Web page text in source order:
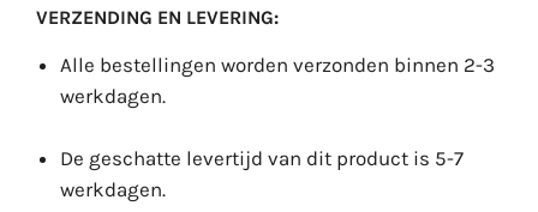
VERZENDING EN LEVERING:
Alle bestellingen worden verzonden binnen 2-3
werkdagen.
De geschatte levertijd van dit product is 5-7
werkdagen.